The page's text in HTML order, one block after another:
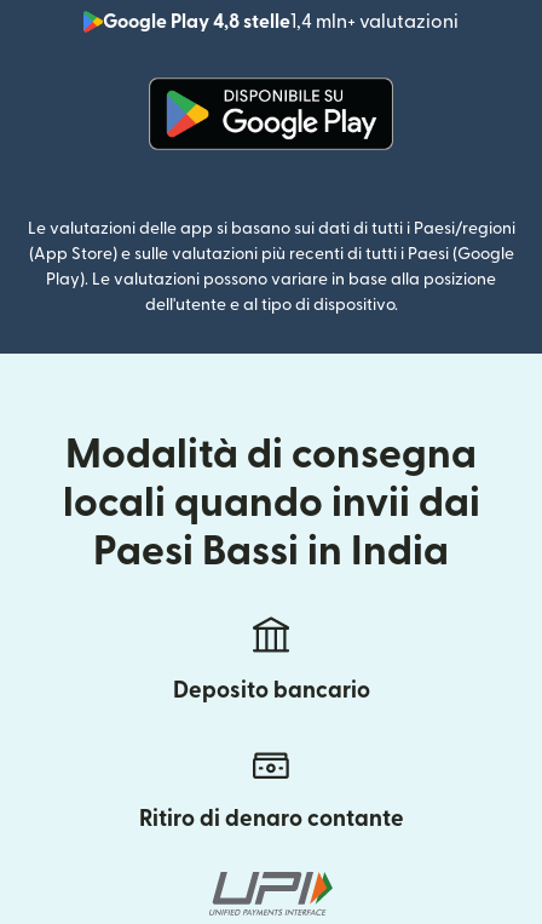
Google Play 4,8 stelle1,4 mln+ valutazioni
Le valutazioni delle app si basano sui dati di tutti i Paesi/regioni
(App Store) e sulle valutazioni più recenti di tutti i Paesi (Google
Play). Le valutazioni possono variare in base alla posizione
dell'utente e al tipo di dispositivo.
Modalità di consegna
locali quando invii dai
Paesi Bassi in India
Deposito bancario
Ritiro di denaro contante